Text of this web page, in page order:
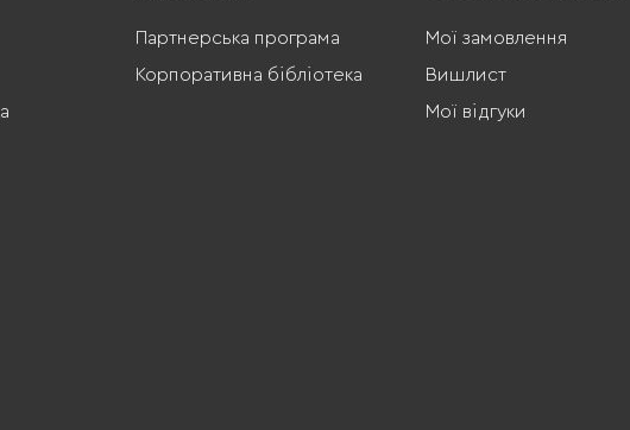
Партнерська програма
Корпоративна бібліотека
Мої замовлення
Вишлист
Мої відгуки